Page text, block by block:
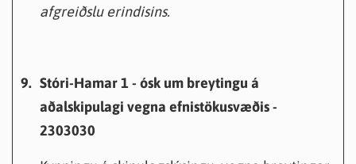
afgreiðslu erindisins.
9. Stóri-Hamar 1 - ósk um breytingu á
aðalskipulagi vegna efnistökusvæðis -
2303030